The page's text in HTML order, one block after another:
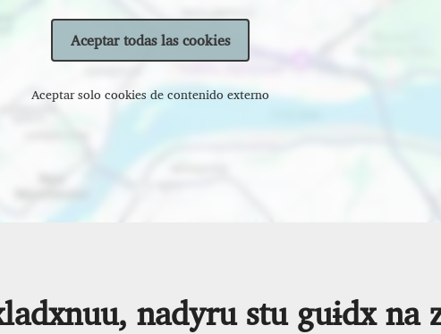
Aceptar todas las cookies
Aceptar solo cookies de contenido externo
nadyru stu guɨdx na